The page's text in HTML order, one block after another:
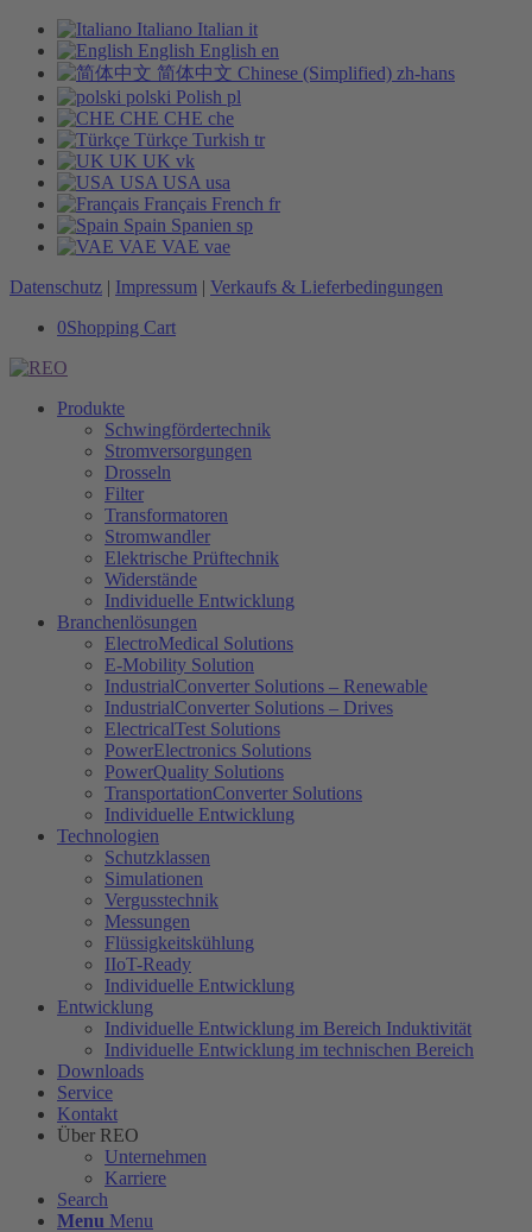
Italiano Italian it
English English en
简体中文 Chinese (Simplified) zh-hans
polski Polish pl
CHE CHE che
Türkçe Turkish tr
UK UK vk
USA USA usa
Français French fr
Spain Spanien sp
VAE VAE vae
Datenschutz | Impressum | Verkaufs & Lieferbedingungen
0Shopping Cart
Produkte
Schwingfördertechnik
Stromversorgungen
Drosseln
Filter
Transformatoren
Stromwandler
Elektrische Prüftechnik
Widerstände
Individuelle Entwicklung
Branchenlösungen
ElectroMedical Solutions
E-Mobility Solution
IndustrialConverter Solutions – Renewable
IndustrialConverter Solutions – Drives
ElectricalTest Solutions
PowerElectronics Solutions
PowerQuality Solutions
TransportationConverter Solutions
Individuelle Entwicklung
Technologien
Schutzklassen
Simulationen
Vergusstechnik
Messungen
Flüssigkeitskühlung
IIoT-Ready
Individuelle Entwicklung
Entwicklung
Individuelle Entwicklung im Bereich Induktivität
Individuelle Entwicklung im technischen Bereich
Downloads
Service
Kontakt
Über REO
Unternehmen
Karriere
Search
Menu Menu